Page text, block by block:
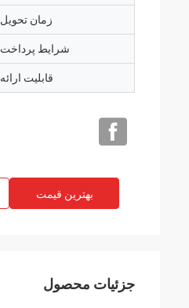
زمان تحویل
شرایط پرداخت
قابلیت ارائه
بهترین قیمت
جزئیات محصول